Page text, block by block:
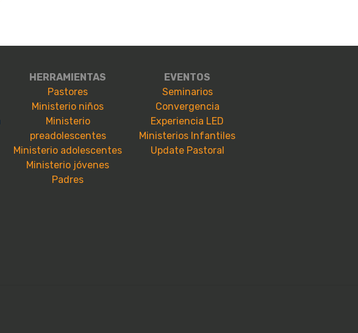
HERRAMIENTAS
Pastores
Ministerio niños
Ministerio
preadolescentes
Ministerio adolescentes
Ministerio jóvenes
Padres
EVENTOS
Seminarios
Convergencia
Experiencia LED
Ministerios Infantiles
Update Pastoral